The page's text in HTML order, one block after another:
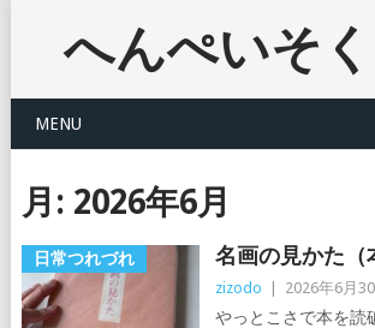
へんぺいそ
MENU
月: 2026年6月
日常つれづれ 名画の見かた（
zizodo 2026年6月
やっとこさで本を読